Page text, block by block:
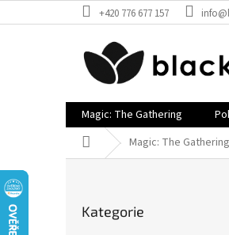
na
+420 776 677 157
Magic: The Gathering
Domů Magic: The Gathering
kategorie
Kategorie